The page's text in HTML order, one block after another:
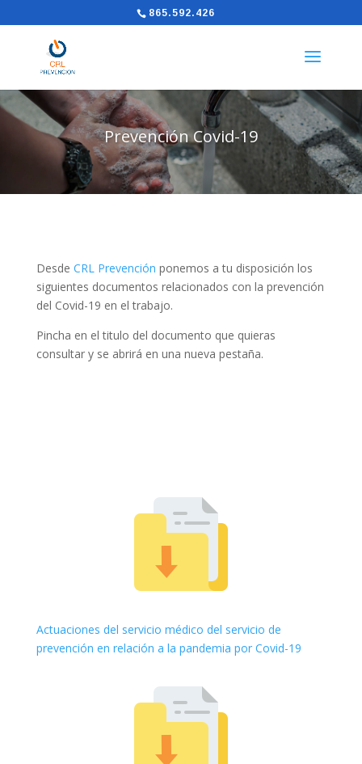
865.592.426
Prevención Covid-19
Desde CRL Prevención ponemos a tu disposición los
siguientes documentos relacionados con la prevención
del Covid-19 en el trabajo.
Pincha en el titulo del documento que quieras
consultar y se abrirá en una nueva pestaña.
Actuaciones del servicio médico del servicio de
prevención en relación a la pandemia por Covid-19